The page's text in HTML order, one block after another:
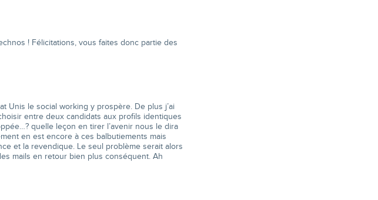
! Félicitations, vous faites donc partie des
Unis le social working y prospère. De plus j’ai
entre deux candidats aux profils identiques
quelle leçon en tirer l’avenir nous le dira
en est encore à ces balbutiements mais
et la revendique. Le seul problème serait alors
mails en retour bien plus conséquent. Ah